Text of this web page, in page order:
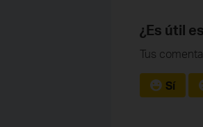
¿Es útil
Tus
Sí